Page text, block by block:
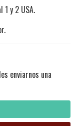
y 2 USA.
enviarnos una